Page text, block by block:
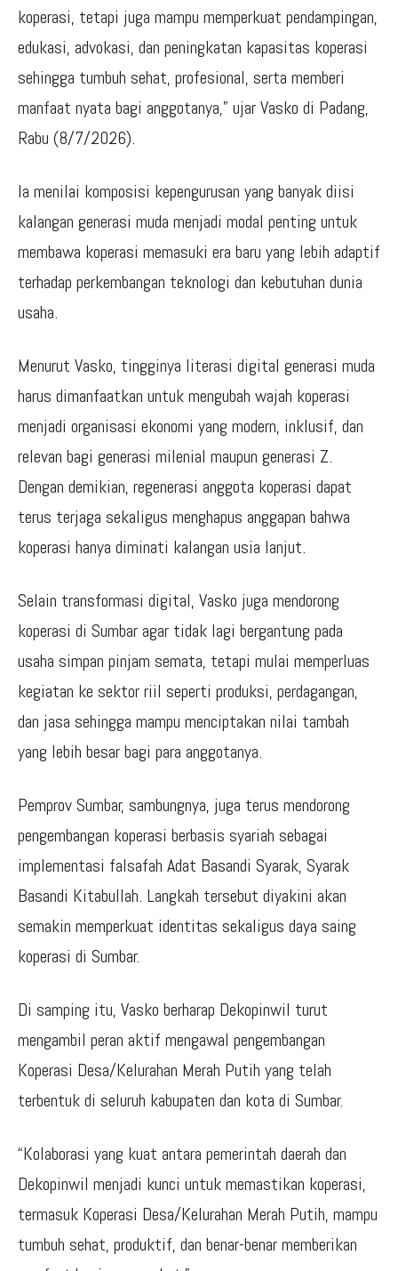
koperasi, tetapi juga mampu memperkuat pendampingan,
edukasi, advokasi, dan peningkatan kapasitas koperasi
sehingga tumbuh sehat, profesional, serta memberi
manfaat nyata bagi anggotanya,” ujar Vasko di Padang,
Rabu (8/7/2026).
Ia menilai komposisi kepengurusan yang banyak diisi
kalangan generasi muda menjadi modal penting untuk
membawa koperasi memasuki era baru yang lebih adaptif
terhadap perkembangan teknologi dan kebutuhan dunia
usaha.
Menurut Vasko, tingginya literasi digital generasi muda
harus dimanfaatkan untuk mengubah wajah koperasi
menjadi organisasi ekonomi yang modern, inklusif, dan
relevan bagi generasi milenial maupun generasi Z.
Dengan demikian, regenerasi anggota koperasi dapat
terus terjaga sekaligus menghapus anggapan bahwa
koperasi hanya diminati kalangan usia lanjut.
Selain transformasi digital, Vasko juga mendorong
koperasi di Sumbar agar tidak lagi bergantung pada
usaha simpan pinjam semata, tetapi mulai memperluas
kegiatan ke sektor riil seperti produksi, perdagangan,
dan jasa sehingga mampu menciptakan nilai tambah
yang lebih besar bagi para anggotanya.
Pemprov Sumbar, sambungnya, juga terus mendorong
pengembangan koperasi berbasis syariah sebagai
implementasi falsafah Adat Basandi Syarak, Syarak
Basandi Kitabullah. Langkah tersebut diyakini akan
semakin memperkuat identitas sekaligus daya saing
koperasi di Sumbar.
Di samping itu, Vasko berharap Dekopinwil turut
mengambil peran aktif mengawal pengembangan
Koperasi Desa/Kelurahan Merah Putih yang telah
terbentuk di seluruh kabupaten dan kota di Sumbar.
“Kolaborasi yang kuat antara pemerintah daerah dan
Dekopinwil menjadi kunci untuk memastikan koperasi,
termasuk Koperasi Desa/Kelurahan Merah Putih, mampu
tumbuh sehat, produktif, dan benar-benar memberikan